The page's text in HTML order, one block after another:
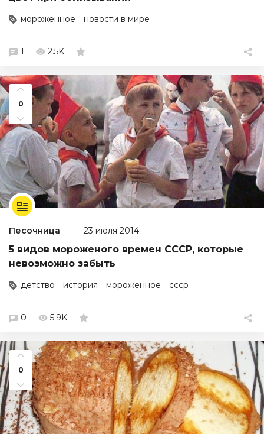
мороженное новости в мире
1 2.5K
0
Песочница 23 июля 2014
5 видов мороженого времен СССР, которые
невозможно забыть
детство история мороженное ссср
0 5.9K
0